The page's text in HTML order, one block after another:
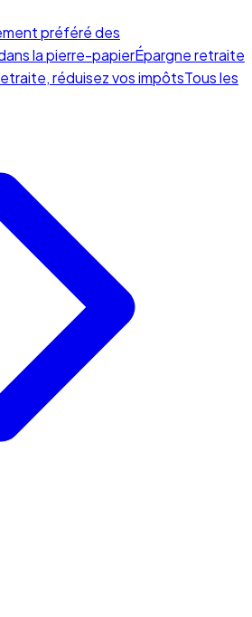
préféré des
la pierre-papierÉpargne retraite
réduisez vos impôtsTous les